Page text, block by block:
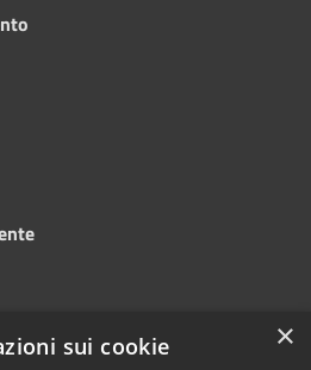
Meccanismo di feedback ×
sui cookie